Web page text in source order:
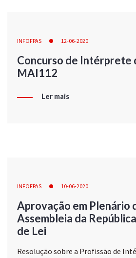
INFOFPAS 12-06-2020
Concurso de Intérprete
MAI112
Ler mais
INFOFPAS 10-06-2020
Aprovação em Plenário
Assembleia da
de Lei
Resolução sobre a Profissão de